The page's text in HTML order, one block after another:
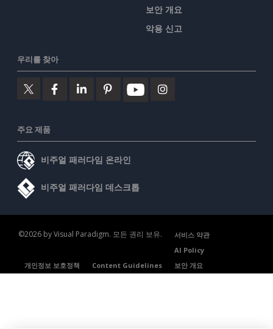
보안 개요
악용 신고
우리를 찾아
주요 제품
비주얼 패러다임 온라인
비주얼 패러다임 데스크톱
©2026 by Visual Paradigm. 모든 권리 보유.
서비스 약관
AI Policy
개인정보 보호정책
Content Guidelines 보안 개요